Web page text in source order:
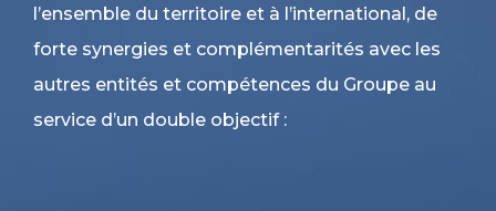
l’ensemble du territoire et à l’international, de
forte synergies et complémentarités avec les
autres entités et compétences du Groupe au
service d’un double objectif :